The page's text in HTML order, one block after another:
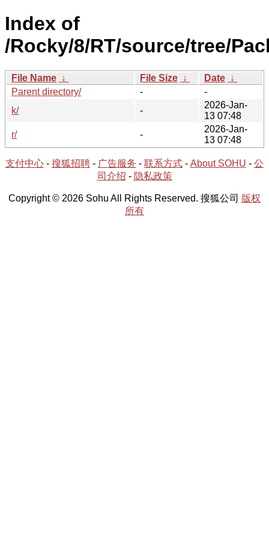
Index of
/Rocky/8/RT/source/tree/
File Name ↓ File Size ↓ Date ↓
Parent directory/
-
-
k/
-
2026-Jan-
13 07:48
r/
-
2026-Jan-
13 07:48
支付中心 - 搜狐招聘 - 广告服务 - 联系方式 - About SOHU - 公
司介绍 - 隐私政策
Copyright © 2026 Sohu All Rights Reserved. 搜狐公司 版权
所有